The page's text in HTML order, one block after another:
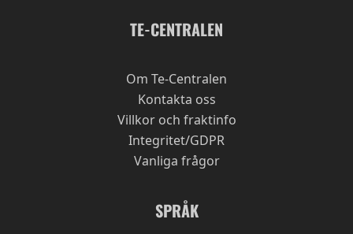
TE-CENTRALEN
Om Te-Centralen
Kontakta oss
Villkor och fraktinfo
Integritet/GDPR
Vanliga frågor
SPRÅK